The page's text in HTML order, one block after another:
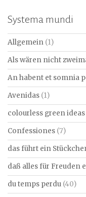
Systema mundi
Allgemein (1)
Als wären nicht
An habent et somnia
Avenidas (1)
colourless green ideas
Confessiones (7)
das führt ein
daß alles für Freuden
du temps perdu (40)